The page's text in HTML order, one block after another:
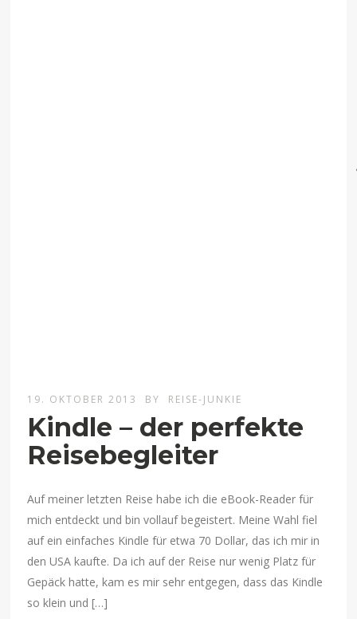
19. OKTOBER 2013 BY REISE-JUNKIE
Kindle – der perfekte
Reisebegleiter
Auf meiner letzten Reise habe ich die eBook-Reader für
mich entdeckt und bin vollauf begeistert. Meine Wahl fiel
auf ein einfaches Kindle für etwa 70 Dollar, das ich mir in
den USA kaufte. Da ich auf der Reise nur wenig Platz für
Gepäck hatte, kam es mir sehr entgegen, dass das Kindle
so klein und […]